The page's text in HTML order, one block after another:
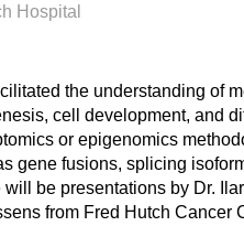
Hospital
the understanding of
cell development, and
or epigenomics
gene fusions, splicing
be presentations by Dr.
from Fred Hutch Cancer